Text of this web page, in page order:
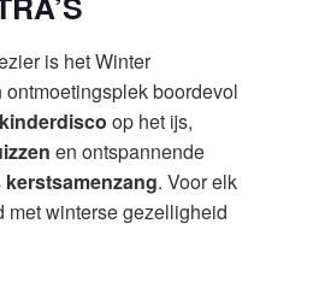
is het Winter
boordevol
kinderdisco op het ijs,
en ontspannende
kerstsamenzang. Voor elk
met winterse gezelligheid